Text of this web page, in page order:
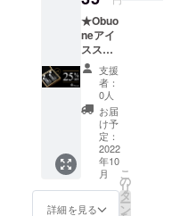
１ 特製
収納
ケース
付き(縦
約
18cm×
21.5cm
重さ 約
3kg)
【早割
28％OF
F 先着
99名】
【先着
★Obuo
neアイ
スス
トーン
セット
【セッ
ト内
容】 大
理石ス
トーン
×8(ホワ
イト4、
ブラッ
ク4) グ
支援
者：
0人
お届
け予
定：
2022
年10
月
詳細を見る
こ
の
リ
タ
ー
ン